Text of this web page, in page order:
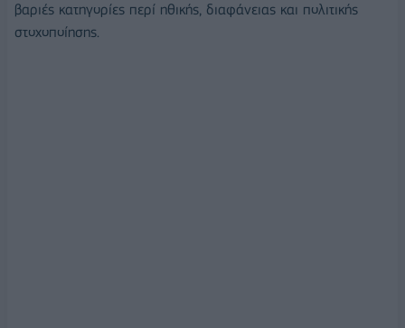
βαριές κατηγορίες περί ηθικής, διαφάνειας και πολιτικής
στοχοποίησης.